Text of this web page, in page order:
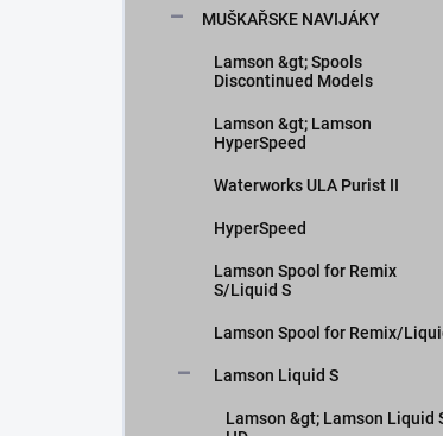
MUŠKAŘSKE NAVIJÁKY
Lamson &gt; Spools
Discontinued Models
Lamson &gt; Lamson
HyperSpeed
Waterworks ULA Purist II
HyperSpeed
Lamson Spool for Remix
S/Liquid S
Lamson Spool for Remix/
Lamson Liquid S
Lamson &gt; Lamson Liquid